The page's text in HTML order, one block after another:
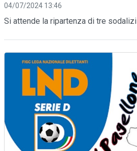
04/07/2024 13:46
Si attende la ripartenza di tre sodalizi